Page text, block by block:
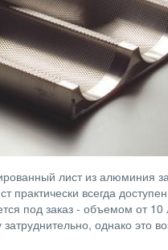
лист из алюминия
практически всегда
под заказ - объемом от 10
однако это